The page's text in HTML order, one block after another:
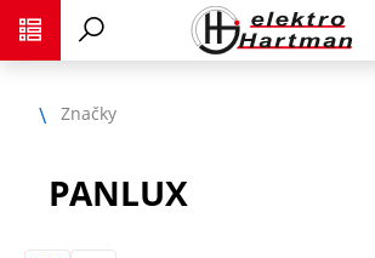
Značky
PANLUX